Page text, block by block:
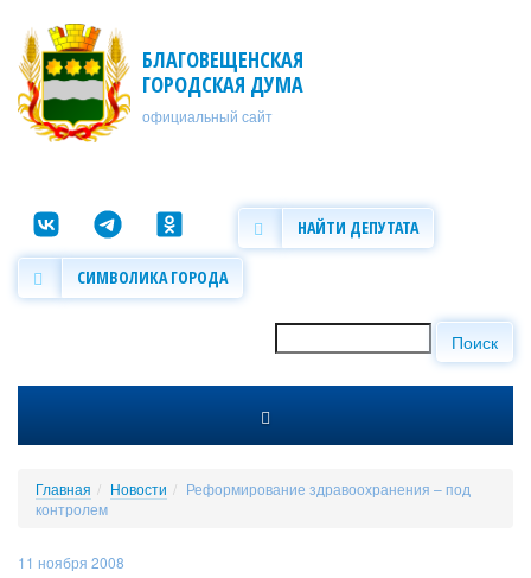
БЛАГОВЕЩЕНСКАЯ
ГОРОДСКАЯ ДУМА
официальный сайт
НАЙТИ ДЕПУТАТА
СИМВОЛИКА ГОРОДА
Форма поиска
Поиск
Главная Новости
Реформирование здравоохранения – под
контролем
11 ноября 2008